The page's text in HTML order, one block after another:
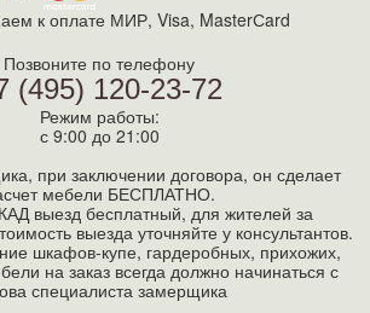
к оплате МИР, Visa, MasterСard
Позвоните по телефону
(495) 120-23-72
Режим работы:
с 9:00 до 21:00
при заключении договора, он сделает
мебели БЕСПЛАТНО.
выезд бесплатный, для жителей за
выезда уточняйте у консультантов.
шкафов-купе, гардеробных, прихожих,
на заказ всегда должно начинаться с
специалиста замерщика